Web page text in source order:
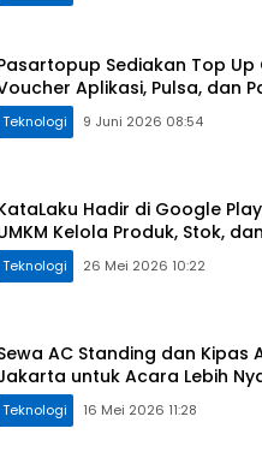
Sediakan Top Up
Aplikasi, Pulsa, dan
Teknologi 9 Juni 2026 08:54
Hadir di Google
Kelola Produk, Stok,
Teknologi 26 Mei 2026 10:22
AC Standing dan Kipas
untuk Acara Lebih
Teknologi 16 Mei 2026 11:28